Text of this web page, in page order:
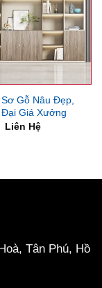
Gỗ Nâu Đẹp,
Đại Giá Xưởng
Liên Hệ
Tân Phú, Hồ